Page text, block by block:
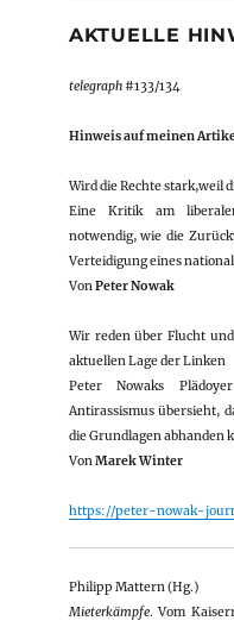
AKTUELLE
telegraph#133/134
Hinweis auf meinen
Wird die Rechte stark,weil
Eine Kritik am
notwendig, wie die
Verteidigung eines
VonPeter Nowak
Wir reden über Flucht
aktuellen Lage der Linken
Peter Nowaks
Antirassismus übersieht,
die Grundlagen abhanden
VonMarek Winter
https://peter-nowak-
Philipp Mattern (Hg.)
Mieterkämpfe. Vom